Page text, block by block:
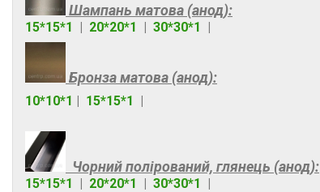
АД31 24
Матеріал
Алюміній
Тип куточка
Зовнішній
Розмір куточка
Шампань матова (анод):
15*15*1 | 20*20*1 | 30*30*1 |
Бронза матова (анод):
10*10*1 | 15*15*1 |
Чорний полірований, глянець (анод):
15*15*1 | 20*20*1 | 30*30*1 |